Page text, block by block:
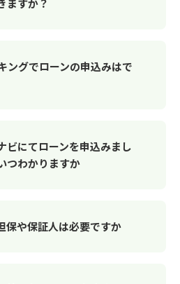
ますか？
ングでローンの申込みはで
ビにてローンを申込みまし
つわかりますか
保や保証人は必要ですか